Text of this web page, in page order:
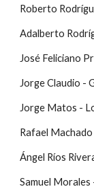
Roberto
Adalberto
José Feliciano
Jorge Claudio -
Jorge Matos -
Rafael
Ángel Ríos
Samuel Morales